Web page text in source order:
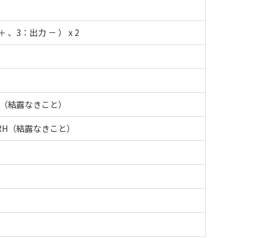
、3：出力 － ） x 2
露なきこと）
結露なきこと）